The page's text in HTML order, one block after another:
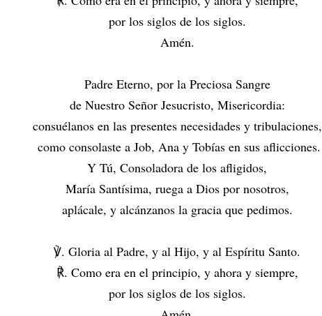
por los siglos de los siglos.
Amén.
Padre Eterno, por la Preciosa Sangre
de Nuestro Señor Jesucristo, Misericordia:
consuélanos en las presentes necesidades y tribulaciones,
como consolaste a Job, Ana y Tobías en sus aflicciones.
Y Tú, Consoladora de los afligidos,
María Santísima, ruega a Dios por nosotros,
aplácale, y alcánzanos la gracia que pedimos.
℣. Gloria al Padre, y al Hijo, y al Espíritu Santo.
℟. Como era en el principio, y ahora y siempre,
por los siglos de los siglos.